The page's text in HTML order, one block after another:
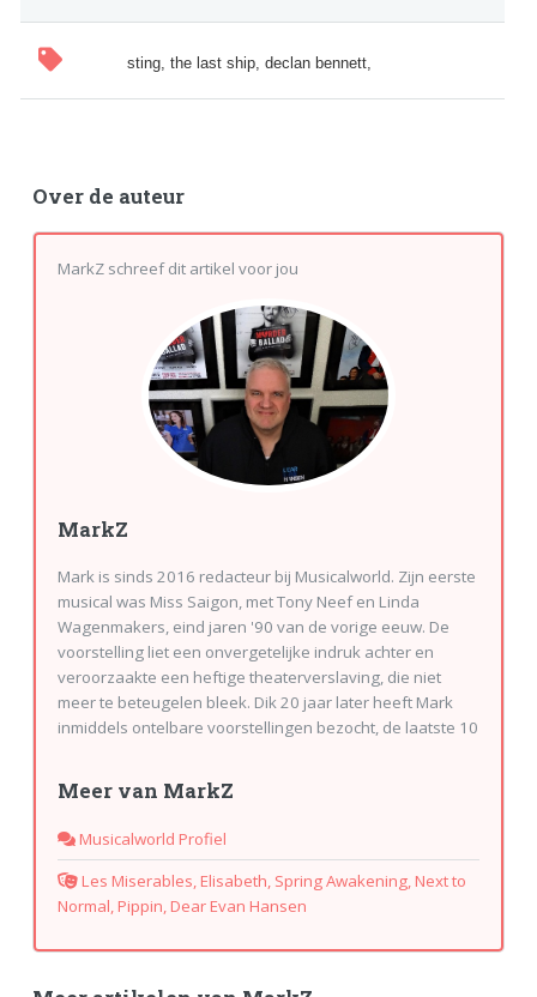
sting, the last ship, declan bennett,
Over de auteur
MarkZ schreef dit artikel voor jou
MarkZ
Mark is sinds 2016 redacteur bij Musicalworld. Zijn eerste
musical was Miss Saigon, met Tony Neef en Linda
Wagenmakers, eind jaren '90 van de vorige eeuw. De
voorstelling liet een onvergetelijke indruk achter en
veroorzaakte een heftige theaterverslaving, die niet
meer te beteugelen bleek. Dik 20 jaar later heeft Mark
inmiddels ontelbare voorstellingen bezocht, de laatste 10
Miserables, die hij in Nederland, Belgie, Duitsland, USA en
Engeland inmiddels al in totaal zo'n 50 keer heeft gezien.
Mark kan echter niet uitsluiten dat dit aantal nog zal
Meer van MarkZ
Musicalworld Profiel
Les Miserables, Elisabeth, Spring Awakening, Next to
Normal, Pippin, Dear Evan Hansen